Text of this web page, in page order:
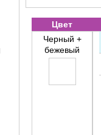
Цвет
Черный +
бежевый